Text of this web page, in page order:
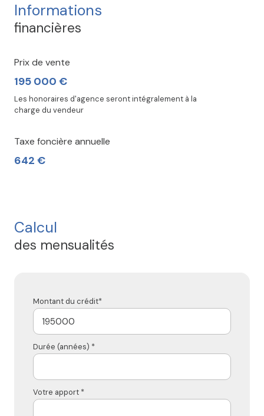
Informations
financières
Prix de vente
195 000 €
Les honoraires d'agence seront intégralement à la
charge du vendeur
Taxe foncière annuelle
642 €
Calcul
des mensualités
Montant du crédit*
Durée (années) *
Votre apport *